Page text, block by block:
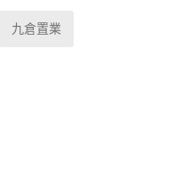
九倉置業